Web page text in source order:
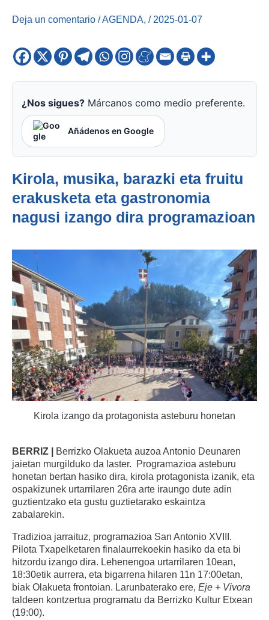
Deja un comentario /AGENDA, / 2025-01-07
¿Nos sigues? Márcanos como medio preferente.
Añádenos en Google
Kirola, musika, barazki eta fruitu
erakusketa eta gastronomia
nagusi izango dira programazioan
Kirola izango da protagonista asteburu honetan
BERRIZ | Berrizko Olakueta auzoa Antonio Deunaren
jaietan murgilduko da laster. Programazioa asteburu
honetan bertan hasiko dira, kirola protagonista izanik, eta
ospakizunek urtarrilaren 26ra arte iraungo dute adin
guztientzako eta gustu guztietarako eskaintza
zabalarekin.
Tradizioa jarraituz, programazioa San Antonio XVIII.
Pilota Txapelketaren finalaurrekoekin hasiko da eta bi
hitzordu izango dira. Lehenengoa urtarrilaren 10ean,
18:30etik aurrera, eta bigarrena hilaren 11n 17:00etan,
biak Olakueta frontoian. Larunbaterako ere, Eje + Vivora
taldeen kontzertua programatu da Berrizko Kultur Etxean
(19:00).